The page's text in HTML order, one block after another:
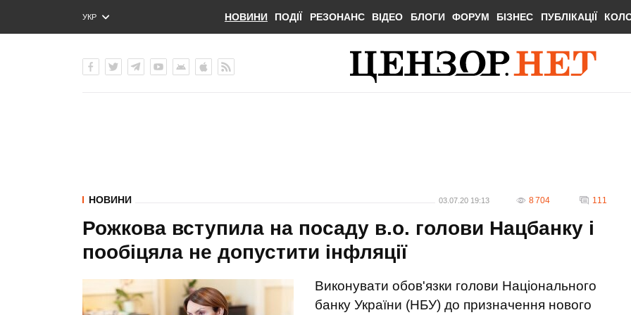
УКР
ENG
НОВИНИ ПОДІЇ РЕЗОНАНС ВІДЕО БЛОГИ ФОРУМ БІЗНЕС ПУБЛІКАЦІЇ
НОВИНИ 03.07.20 19:13 8 704 111
Рожкова вступила на посаду в.о. голови Нацбанку і
пообіцяла не допустити інфляції
Виконувати обов'язки голови Національного
банку України (НБУ) до призначення нового